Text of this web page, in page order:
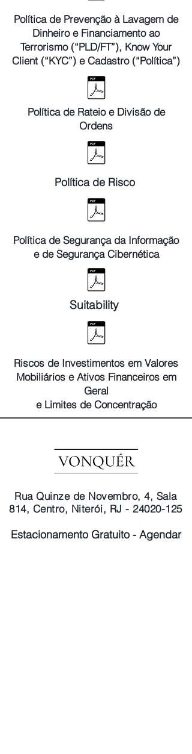
Política de Prevenção à Lavagem de
Dinheiro e Financiamento ao
Terrorismo (“PLD/FT”), Know Your
Client (“KYC”) e Cadastro (“Política”)
Política de Rateio e Divisão de
Ordens
Política de Risco
Política de Segurança da Informação
e de Segurança Cibernética
Suitability
Riscos de Investimentos em Valores
Mobiliários e Ativos Financeiros em
Geral
e Limites de Concentração
Rua Quinze de Novembro, 4, Sala
814, Centro, Niterói, RJ - 24020-125
Estacionamento Gratuito - Agendar